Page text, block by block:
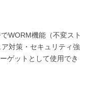
WORM機能（不変スト
対策・セキュリティ強
ゲットとして使用でき